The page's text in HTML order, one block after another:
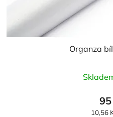
Organza
Měrná
10,56